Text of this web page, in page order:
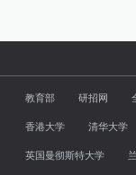
教育部 研招网
香港大学
清华大学
英国曼彻斯特大学